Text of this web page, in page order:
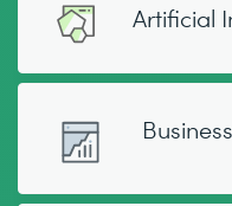
Artificial